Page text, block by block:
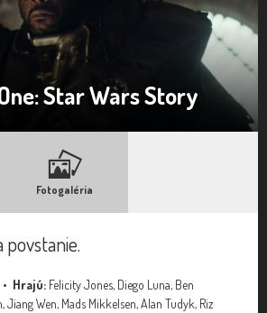
Star Wars Story
Fotogaléria
Hrajú: Felicity Jones, Diego Luna, Ben
Jiang Wen, Mads Mikkelsen, Alan Tudyk, Riz